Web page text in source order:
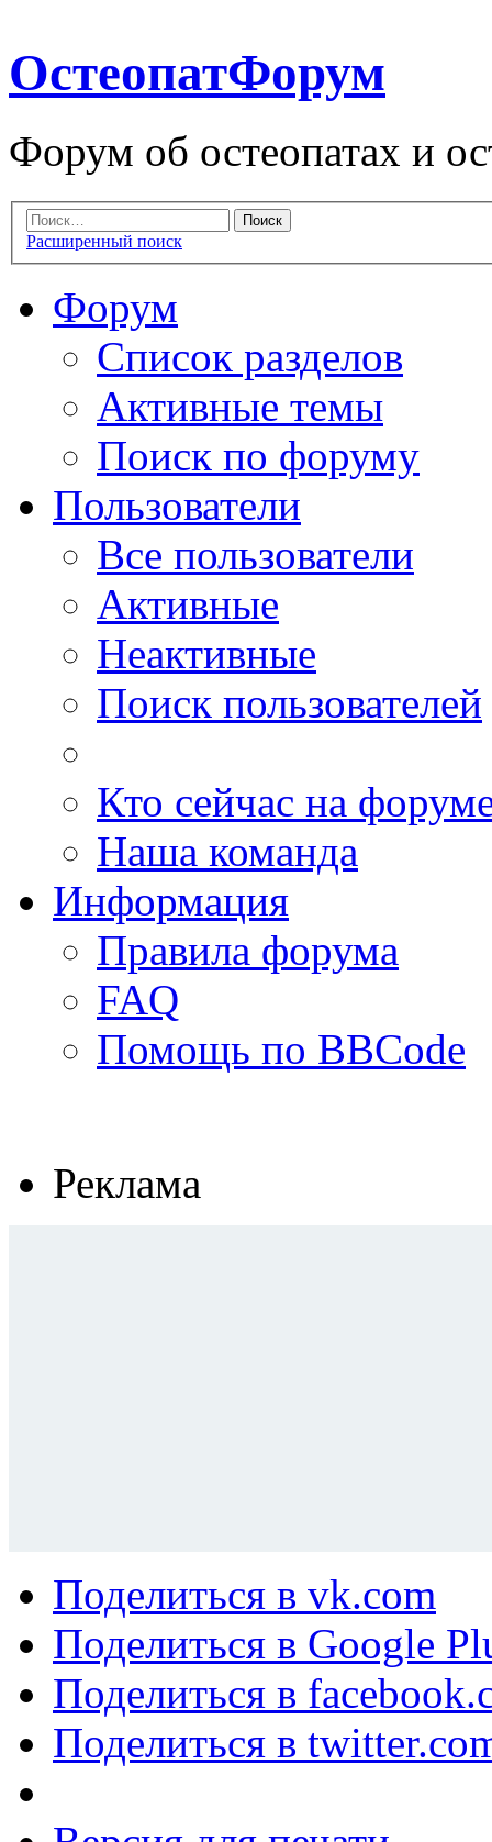
ОстеопатФорум
Форум об остеопатах и
Расширенный поиск
Форум
Список разделов
Активные темы
Поиск по форуму
Пользователи
Все пользователи
Активные
Неактивные
Поиск пользователей
Кто сейчас на
Наша команда
Информация
Правила форума
FAQ
Помощь по BBCode
Реклама
Поделиться в vk.com
Поделиться в Google
Поделиться в
Поделиться в